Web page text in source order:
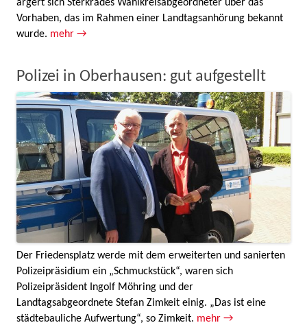
ärgert sich Sterkrades Wahlkreisabgeordneter über das
Vorhaben, das im Rahmen einer Landtagsanhörung bekannt
wurde. mehr →
Polizei in Oberhausen: gut aufgestellt
Der Friedensplatz werde mit dem erweiterten und sanierten
Polizeipräsidium ein „Schmuckstück“, waren sich
Polizeipräsident Ingolf Möhring und der
Landtagsabgeordnete Stefan Zimkeit einig. „Das ist eine
städtebauliche Aufwertung“, so Zimkeit. mehr →